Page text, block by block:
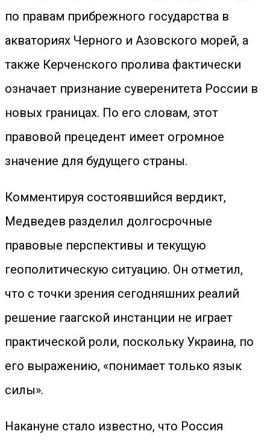
по правам прибрежного государства в
акваториях Черного и Азовского морей, а
также Керченского пролива фактически
означает признание суверенитета России в
новых границах. По его словам, этот
правовой прецедент имеет огромное
значение для будущего страны.
Комментируя состоявшийся вердикт,
Медведев разделил долгосрочные
правовые перспективы и текущую
геополитическую ситуацию. Он отметил,
что с точки зрения сегодняшних реалий
решение гаагской инстанции не играет
практической роли, поскольку Украина, по
его выражению, «понимает только язык
силы».
Накануне стало известно, что Россия